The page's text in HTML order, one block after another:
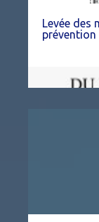
Levée des
prévention